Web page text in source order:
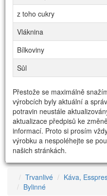
z toho cukry
Vláknina
Bílkoviny
Sůl
Přestože se maximálně
výrobcích byly aktuální a
potravin neustále
aktualizace předpisů ke
informací. Proto si prosím
výrobku a nespoléhejte se
našich stránkách.
Trvanlivé Káva,
Bylinné